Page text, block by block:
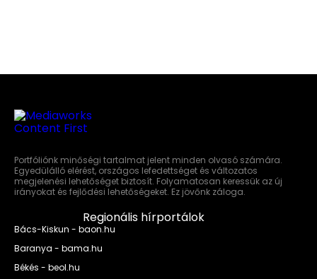
Portfóliónk minőségi tartalmat jelent minden olvasó számára.
Egyedülálló elérést, országos lefedettséget és változatos
megjelenési lehetőséget biztosít. Folyamatosan keressük az új
irányokat és fejlődési lehetőségeket. Ez jövőnk záloga.
Regionális hírportálok
Bács-Kiskun - baon.hu
Baranya - bama.hu
Békés - beol.hu